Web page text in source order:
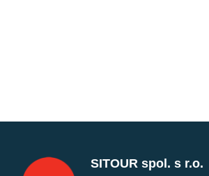
SITOUR spol. s r.o.